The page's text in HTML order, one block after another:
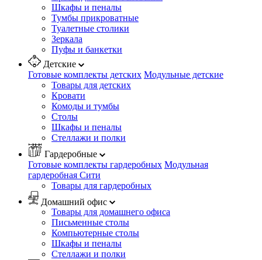
Шкафы и пеналы
Тумбы прикроватные
Туалетные столики
Зеркала
Пуфы и банкетки
Детские
Готовые комплекты детских Модульные детские
Товары для детских
Кровати
Комоды и тумбы
Столы
Шкафы и пеналы
Стеллажи и полки
Гардеробные
Готовые комплекты гардеробных Модульная
гардеробная Сити
Товары для гардеробных
Домашний офис
Товары для домашнего офиса
Письменные столы
Компьютерные столы
Шкафы и пеналы
Стеллажи и полки